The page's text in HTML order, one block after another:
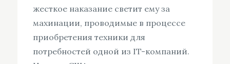
жесткое наказание светит ему за
махинации, проводимые в процессе
приобретения техники для
потребностей одной из IT-компаний.